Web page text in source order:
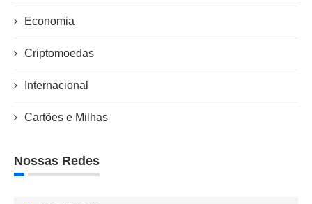
Economia
Criptomoedas
Internacional
Cartões e Milhas
Nossas Redes